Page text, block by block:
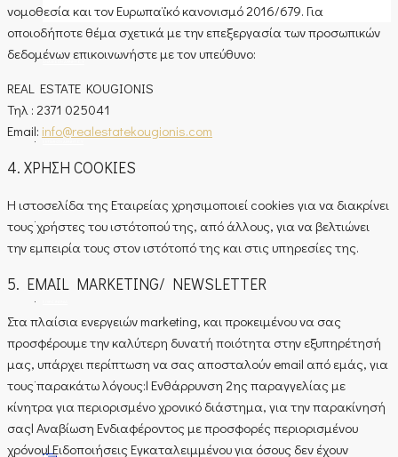
Η ΕΤΑΙΡΊΑ ΜΑΣ
νομοθεσία και τον Ευρωπαϊκό κανονισμό 2016/679. Για
οποιοδήποτε θέμα σχετικά με την επεξεργασία των προσωπικών
δεδομένων επικοινωνήστε με τον υπεύθυνο:
REAL ESTATE KOUGIONIS
Τηλ : 2371 025041
Email: info@realestatekougionis.com
4. ΧΡΗΣΗ COOKIES
Η ιστοσελίδα της Εταιρείας χρησιμοποιεί cookies για να διακρίνει
τους χρήστες του ιστότοπού της, από άλλους, για να βελτιώνει
την εμπειρία τους στον ιστότοπό της και στις υπηρεσίες της.
5. EMAIL MARKETING/ NEWSLETTER
Στα πλαίσια ενεργειών marketing, και προκειμένου να σας
προσφέρουμε την καλύτερη δυνατή ποιότητα στην εξυπηρέτησή
μας, υπάρχει περίπτωση να σας αποσταλούν email από εμάς, για
τους παρακάτω λόγους:l Ενθάρρυνση 2ης παραγγελίας με
κίνητρα για περιορισμένο χρονικό διάστημα, για την παρακίνησή
σαςl Αναβίωση Ενδιαφέροντος με προσφορές περιορισμένου
χρόνουl Ειδοποιήσεις Εγκαταλειμμένου για όσους δεν έχουν